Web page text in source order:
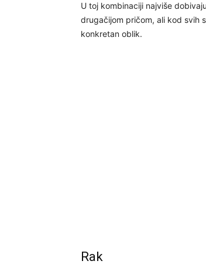
U toj kombinaciji najviše
drugačijom pričom, ali kod svih
konkretan oblik.
Rak